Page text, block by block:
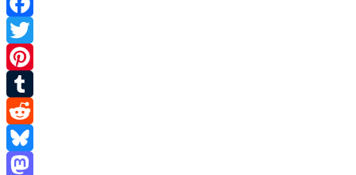
Facebook
Twitter
Pinterest
Tumblr
Reddit
Bluesky